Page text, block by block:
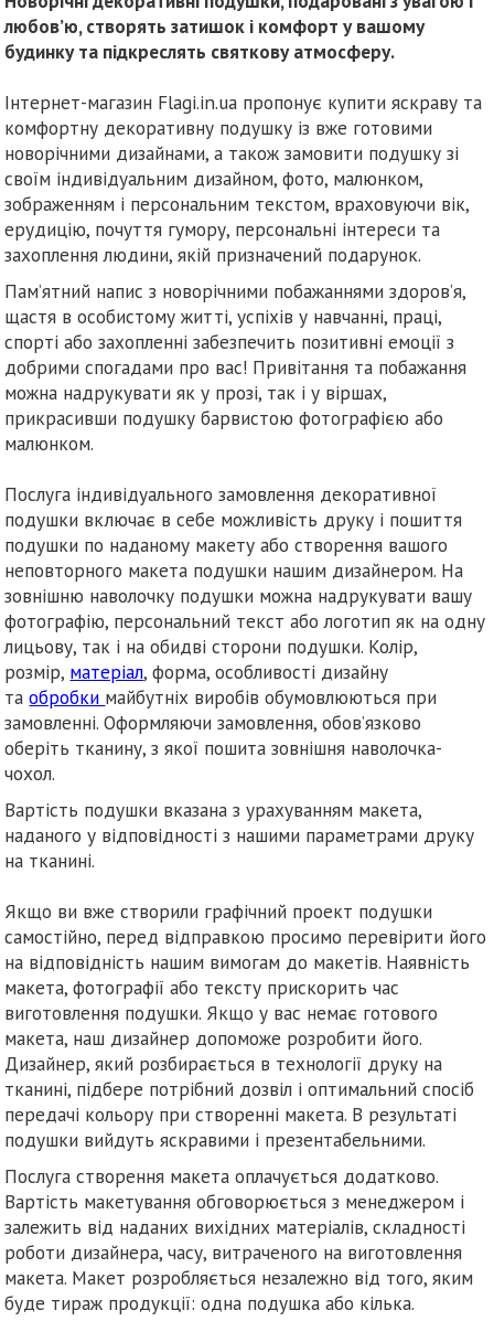
любов’ю, створять затишок і комфорт у вашому
будинку та підкреслять святкову атмосферу.
Інтернет-магазин Flagi.in.ua пропонує купити яскраву та
комфортну декоративну подушку із вже готовими
новорічними дизайнами, а також замовити подушку зі
своїм індивідуальним дизайном, фото, малюнком,
зображенням і персональним текстом, враховуючи вік,
ерудицію, почуття гумору, персональні інтереси та
захоплення людини, якій призначений подарунок.
Пам’ятний напис з новорічними побажаннями здоров’я,
щастя в особистому житті, успіхів у навчанні, праці,
спорті або захопленні забезпечить позитивні емоції з
добрими спогадами про вас! Привітання та побажання
можна надрукувати як у прозі, так і у віршах,
прикрасивши подушку барвистою фотографією або
малюнком.
Послуга індивідуального замовлення декоративної
подушки включає в себе можливість друку і пошиття
подушки по наданому макету або створення вашого
неповторного макета подушки нашим дизайнером. На
зовнішню наволочку подушки можна надрукувати вашу
фотографію, персональний текст або логотип як на одну
лицьову, так і на обидві сторони подушки. Колір,
розмір, матеріал, форма, особливості дизайну
таобробки майбутніх виробів обумовлюються при
замовленні. Оформляючи замовлення, обов’язково
оберіть тканину, з якої пошита зовнішня наволочка-
чохол.
Вартість подушки вказана з урахуванням макета,
наданого у відповідності з нашими параметрами друку
на тканині.
Якщо ви вже створили графічний проект подушки
самостійно, перед відправкою просимо перевірити його
на відповідність нашим вимогам до макетів. Наявність
макета, фотографії або тексту прискорить час
виготовлення подушки. Якщо у вас немає готового
макета, наш дизайнер допоможе розробити його.
Дизайнер, який розбирається в технології друку на
тканині, підбере потрібний дозвіл і оптимальний спосіб
передачі кольору при створенні макета. В результаті
подушки вийдуть яскравими і презентабельними.
Послуга створення макета оплачується додатково.
Вартість макетування обговорюється з менеджером і
залежить від наданих вихідних матеріалів, складності
роботи дизайнера, часу, витраченого на виготовлення
макета. Макет розробляється незалежно від того, яким
буде тираж продукції: одна подушка або кілька.